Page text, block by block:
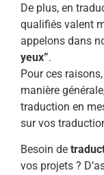
De plus, en
qualifiés valent
appelons dans
yeux”.
Pour ces
manière
traduction en
sur vos
Besoin de
vos projets ?